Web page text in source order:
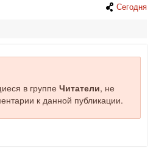
Сегодня
в группе Читатели, не
к данной публикации.